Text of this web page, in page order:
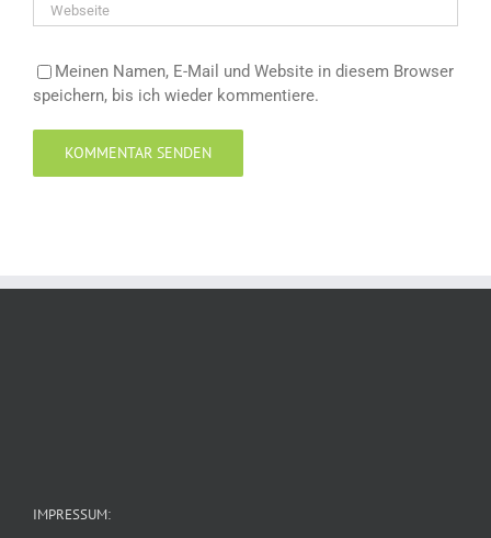
Meinen Namen, E-Mail und Website in diesem Browser
speichern, bis ich wieder kommentiere.
IMPRESSUM: